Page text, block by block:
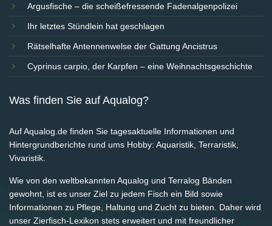
Argusfische – die scheißefressende Fadenalgenpolizei
Ihr letztes Stündlein hat geschlagen
Rätselhafte Antennenwelse der Gattung Ancistrus
Cyprinus carpio, der Karpfen – eine Weihnachtsgeschichte
Was finden Sie auf Aqualog?
Auf Aqualog.de finden Sie tagesaktuelle Informationen und
Hintergrundberichte rund ums Hobby: Aquaristik, Terraristik,
Vivaristik.
Wie von den weltbekannten Aqualog und Terralog Bänden
gewohnt, ist es unser Ziel zu jedem Fisch ein Bild sowie
Informationen zu Pflege, Haltung und Zucht zu bieten. Daher wird
unser Zierfisch-Lexikon stets erweitert und mit freundlicher